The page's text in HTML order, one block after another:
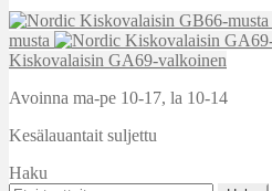
musta
Kiskovalaisin GA69-valkoinen
Avoinna ma-pe 10-17, la 10-14
Kesälauantait suljettu
Haku